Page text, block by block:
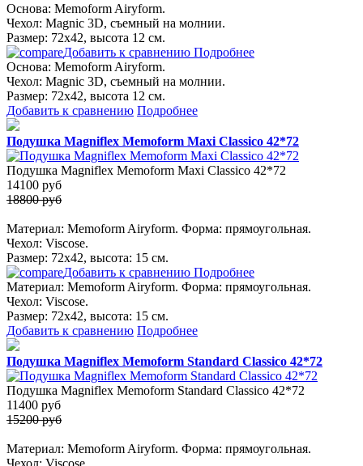
Основа: Memoform Airyform.
Чехол: Magniс 3D, съемный на молнии.
Размер: 72х42, высота 12 см.
Добавить к сравнению Подробнее
Основа: Memoform Airyform.
Чехол: Magniс 3D, съемный на молнии.
Размер: 72х42, высота 12 см.
Добавить к сравнению Подробнее
Подушка Magniflex Memoform Maxi Classico 42*72
Подушка Magniflex Memoform Maxi Classico 42*72
14100 руб
18800 руб
Материал: Memoform Airyform. Форма: прямоугольная.
Чехол: Viscose.
Размер: 72х42, высота: 15 см.
Добавить к сравнению Подробнее
Материал: Memoform Airyform. Форма: прямоугольная.
Чехол: Viscose.
Размер: 72х42, высота: 15 см.
Добавить к сравнению Подробнее
Подушка Magniflex Memoform Standard Classico 42*72
Подушка Magniflex Memoform Standard Classico 42*72
11400 руб
15200 руб
Материал: Memoform Airyform. Форма: прямоугольная.
Чехол: Viscose.